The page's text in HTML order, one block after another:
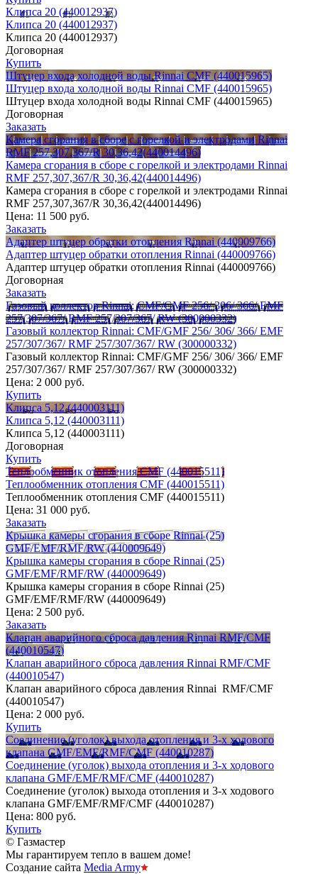
Клипса 20 (440012937)
Клипса 20 (440012937)
Клипса 20 (440012937)
Договорная
Купить
Штуцер входа холодной воды Rinnai CMF (440015965)
Штуцер входа холодной воды Rinnai CMF (440015965)
Штуцер входа холодной воды Rinnai CMF (440015965)
Договорная
Заказать
Камера сгорания в сборе с горелкой и электродами Rinnai
RMF 257,307,367/R 30,36,42(440014496)
Камера сгорания в сборе с горелкой и электродами Rinnai
RMF 257,307,367/R 30,36,42(440014496)
Камера сгорания в сборе с горелкой и электродами Rinnai
RMF 257,307,367/R 30,36,42(440014496)
Цена: 11 500 руб.
Заказать
Адаптер штуцер обратки отопления Rinnai (440009766)
Адаптер штуцер обратки отопления Rinnai (440009766)
Адаптер штуцер обратки отопления Rinnai (440009766)
Договорная
Заказать
Газовый коллектор Rinnai: CMF/GMF 256/ 306/ 366/ EMF
257/307/367/ RMF 257/307/367/ RW (300000332)
Газовый коллектор Rinnai: CMF/GMF 256/ 306/ 366/ EMF
257/307/367/ RMF 257/307/367/ RW (300000332)
Газовый коллектор Rinnai: CMF/GMF 256/ 306/ 366/ EMF
257/307/367/ RMF 257/307/367/ RW (300000332)
Цена: 2 000 руб.
Купить
Клипса 5,12 (440003111)
Клипса 5,12 (440003111)
Клипса 5,12 (440003111)
Договорная
Купить
Теплообменник отопления CMF (440015511)
Теплообменник отопления CMF (440015511)
Теплообменник отопления CMF (440015511)
Цена: 31 000 руб.
Заказать
Крышка камеры сгорания в сборе Rinnai (25)
GMF/EMF/RMF/RW (440009649)
Крышка камеры сгорания в сборе Rinnai (25)
GMF/EMF/RMF/RW (440009649)
Крышка камеры сгорания в сборе Rinnai (25)
GMF/EMF/RMF/RW (440009649)
Цена: 2 500 руб.
Заказать
Клапан аварийного сброса давления Rinnai RMF/СMF
(440010547)
Клапан аварийного сброса давления Rinnai RMF/СMF
(440010547)
Клапан аварийного сброса давления Rinnai RMF/СMF
(440010547)
Цена: 2 000 руб.
Купить
Соединение (уголок) выхода отопления и 3-х ходового
клапана GMF/EMF/RMF/CMF (440010287)
Соединение (уголок) выхода отопления и 3-х ходового
клапана GMF/EMF/RMF/CMF (440010287)
Соединение (уголок) выхода отопления и 3-х ходового
клапана GMF/EMF/RMF/CMF (440010287)
Цена: 800 руб.
Купить
© Газмастер
Мы гарантируем тепло в вашем доме!
Создание сайта Media Army